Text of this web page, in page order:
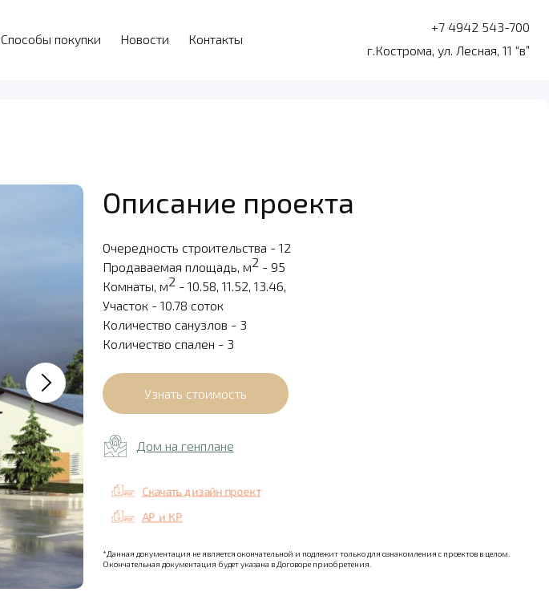
Способы покупки Новости Контакты
+7 4942 543-700
г.Кострома, ул. Лесная, 11 “в”
Описание проекта
Очередность строительства - 12
Продаваемая площадь, м2- 95
Комнаты, м2- 10.58, 11.52, 13.46,
Участок - 10.78 соток
Количество санузлов - 3
Количество спален - 3
Дом на генплане
Скачать дизайн проект
АР и КР
*Данная документация не является окончательной и подлежит только для ознакомления с проектов в целом.
Окончательная документация будет указана в Договоре приобретения.